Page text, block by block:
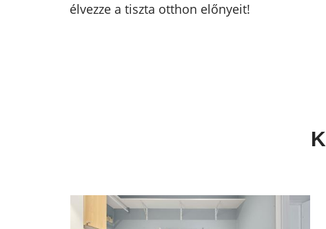
élvezze a tiszta otthon előnyeit!